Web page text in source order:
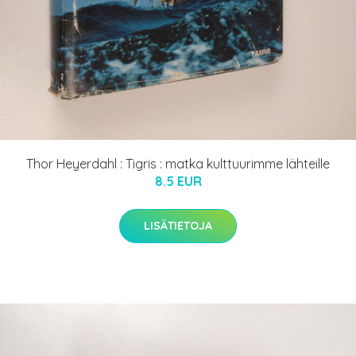
Thor Heyerdahl : Tigris : matka kulttuurimme lähteille
8.5 EUR
LISÄTIETOJA